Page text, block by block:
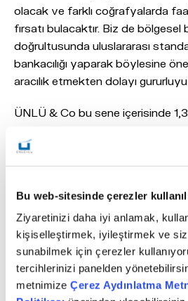
Bu web-sitesinde çerezler
Ziyaretinizi daha iyi anlamak,
kişiselleştirmek, iyileştirmek ve
sunabilmek için çerezler
tercihlerinizi panelden
metnimize Çerez Aydınlatma
olacak ve farklı coğrafyalarda
fırsatı bulacaktır. Biz de
doğrultusunda uluslararası
bankacılığı yaparak böylesine
aracılık etmekten dolayı
ÜNLÜ & Co bu sene içerisinde
işlem kapanışı gerçekleştirdi.
Co’nun son bir yıl içinde
ÜNLÜ & Co’nun bu dönemde
Limanı’nda IFM Investors’a 869
tutarındaki %40 hisse satışı,
Group ile gerçekleştirdiği
Tasarım A.Ş’nin Pera Capital ile
Solventaş’ın hisselerinin
Holding A.Ş’ye devredilmesi yer